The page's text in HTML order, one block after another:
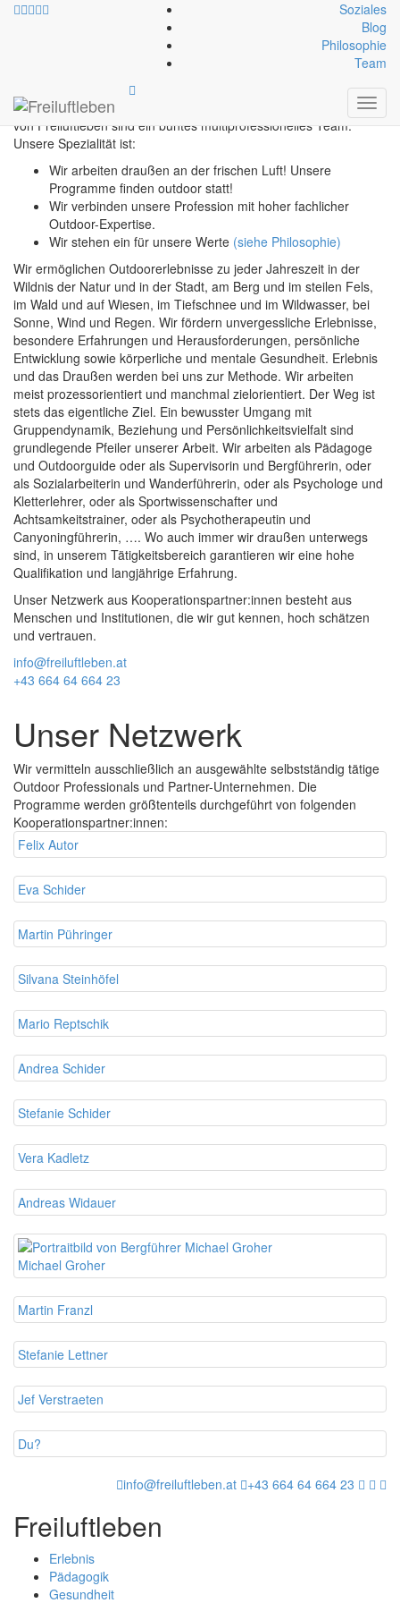
Soziales
Blog
Philosophie
Team
WIR
von Freiluftleben sind ein buntes multiprofessionelles Team.
Unsere Spezialität ist:
Wir arbeiten draußen an der frischen Luft! Unsere
Programme finden outdoor statt!
Wir verbinden unsere Profession mit hoher fachlicher
Outdoor-Expertise.
Wir stehen ein für unsere Werte (siehe Philosophie)
Wir ermöglichen Outdoorerlebnisse zu jeder Jahreszeit in der
Wildnis der Natur und in der Stadt, am Berg und im steilen Fels,
im Wald und auf Wiesen, im Tiefschnee und im Wildwasser, bei
Sonne, Wind und Regen. Wir fördern unvergessliche Erlebnisse,
besondere Erfahrungen und Herausforderungen, persönliche
Entwicklung sowie körperliche und mentale Gesundheit. Erlebnis
und das Draußen werden bei uns zur Methode. Wir arbeiten
meist prozessorientiert und manchmal zielorientiert. Der Weg ist
stets das eigentliche Ziel. Ein bewusster Umgang mit
Gruppendynamik, Beziehung und Persönlichkeitsvielfalt sind
grundlegende Pfeiler unserer Arbeit. Wir arbeiten als Pädagoge
und Outdoorguide oder als Supervisorin und Bergführerin, oder
als Sozialarbeiterin und Wanderführerin, oder als Psychologe und
Kletterlehrer, oder als Sportwissenschafter und
Achtsamkeitstrainer, oder als Psychotherapeutin und
Canyoningführerin, …. Wo auch immer wir draußen unterwegs
sind, in unserem Tätigkeitsbereich garantieren wir eine hohe
Qualifikation und langjährige Erfahrung.
Unser Netzwerk aus Kooperationspartner:innen besteht aus
Menschen und Institutionen, die wir gut kennen, hoch schätzen
und vertrauen.
info@freiluftleben.at
+43 664 64 664 23
Unser Netzwerk
Wir vermitteln ausschließlich an ausgewählte selbstständig tätige
Outdoor Professionals und Partner-Unternehmen. Die
Programme werden größtenteils durchgeführt von folgenden
Kooperationspartner:innen:
Felix Autor
Eva Schider
Martin Pühringer
Silvana Steinhöfel
Mario Reptschik
Andrea Schider
Stefanie Schider
Vera Kadletz
Andreas Widauer
Michael Groher
Martin Franzl
Stefanie Lettner
Jef Verstraeten
Du?
info@freiluftleben.at +43 664 64 664 23
Freiluftleben
Erlebnis
Pädagogik
Gesundheit